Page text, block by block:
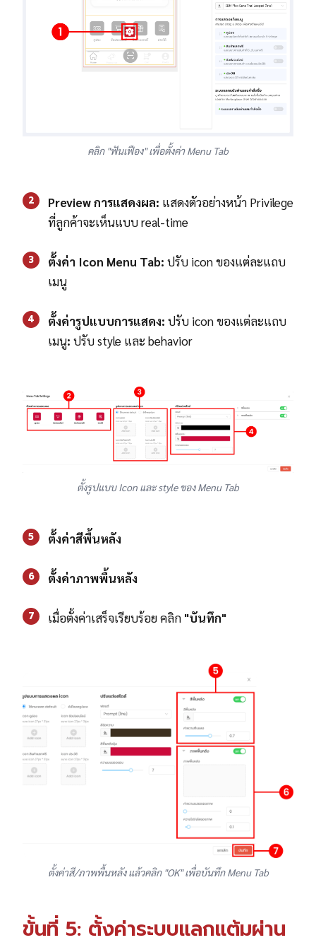
คลิก "ฟันเฟือง" เพื่อตั้งค่า Menu Tab
2 Preview การแสดงผล: แสดงตัวอย่างหน้า Privilege
ที่ลูกค้าจะเห็นแบบ real-time
3 ตั้งค่า Icon Menu Tab: ปรับ icon ของแต่ละแถบ
เมนู
4 ตั้งค่ารูปแบบการแสดง: ปรับ icon ของแต่ละแถบ
เมนู: ปรับ style และ behavior
ตั้งรูปแบบ Icon และ style ของ Menu Tab
5 ตั้งค่าสีพื้นหลัง
6 ตั้งค่าภาพพื้นหลัง
7 เมื่อตั้งค่าเสร็จเรียบร้อย คลิก "บันทึก"
ตั้งค่าสี/ภาพพื้นหลัง แล้วคลิก "OK" เพื่อบันทึก Menu Tab
ขั้นที่ 5: ตั้งค่าระบบแลกแต้มผ่าน